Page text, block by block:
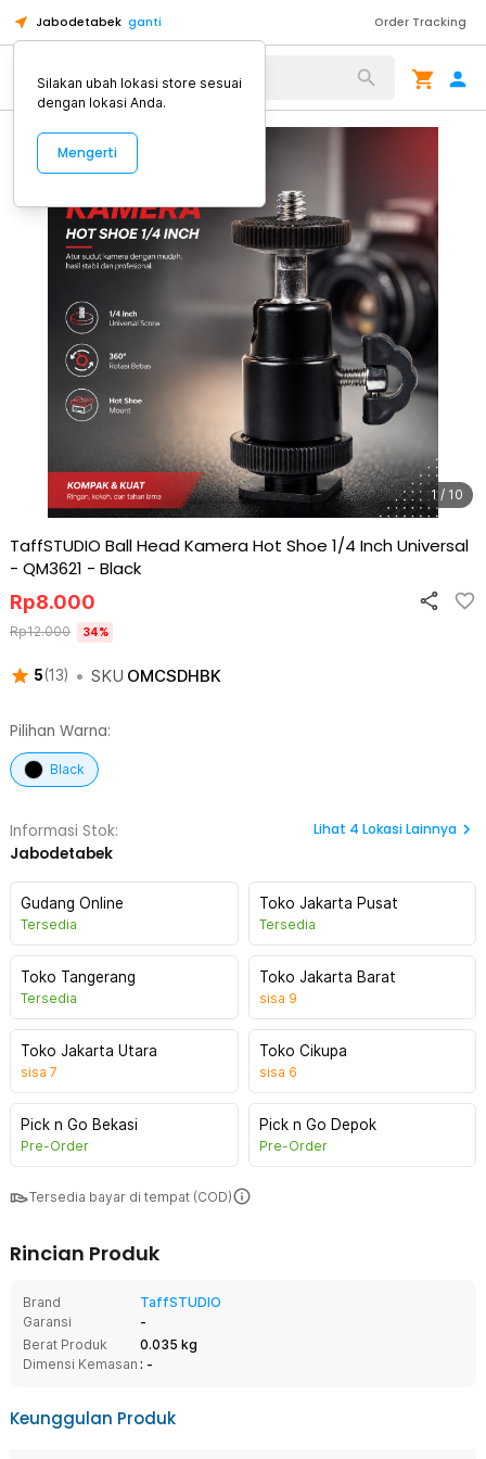
Jabodetabek ganti Order Tracking
Alat Kopi
1 / 10
TaffSTUDIO Ball Head Kamera Hot Shoe 1/4 Inch Universal
- QM3621 - Black
5(13) • SKU OMCSDHBK
Rp8.000
Rp12.000 34%
Pilihan Warna:
Black
Informasi Stok:
Jabodetabek
Lihat 4 Lokasi Lainnya
Gudang Online
Tersedia
Toko Jakarta Pusat
Tersedia
Toko Tangerang
Tersedia
Toko Jakarta Barat
sisa 9
Toko Jakarta Utara
sisa 7
Toko Cikupa
sisa 6
Pick n Go Bekasi
Pre-Order
Pick n Go Depok
Pre-Order
Tersedia bayar di tempat (COD)
Rincian Produk
Brand
TaffSTUDIO
Garansi
-
Berat Produk
0.035 kg
Dimensi Kemasan : -
Keunggulan Produk
Silakan ubah lokasi store sesuai
dengan lokasi Anda.
Mengerti